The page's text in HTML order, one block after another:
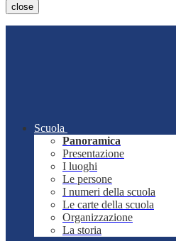
close
Scuola
Panoramica
Presentazione
I luoghi
Le persone
I numeri della scuola
Le carte della scuola
Organizzazione
La storia